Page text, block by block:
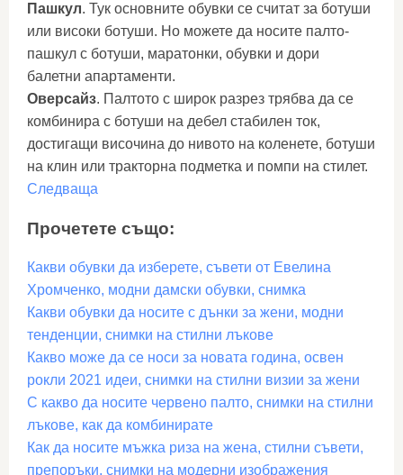
Пашкул. Тук основните обувки се считат за ботуши
или високи ботуши. Но можете да носите палто-
пашкул с ботуши, маратонки, обувки и дори
балетни апартаменти.
Оверсайз. Палтото с широк разрез трябва да се
комбинира с ботуши на дебел стабилен ток,
достигащи височина до нивото на коленете, ботуши
на клин или тракторна подметка и помпи на стилет.
Следваща
Прочетете също:
Какви обувки да изберете, съвети от Евелина
Хромченко, модни дамски обувки, снимка
Какви обувки да носите с дънки за жени, модни
тенденции, снимки на стилни лъкове
Какво може да се носи за новата година, освен
рокли 2021 идеи, снимки на стилни визии за жени
С какво да носите червено палто, снимки на стилни
лъкове, как да комбинирате
Как да носите мъжка риза на жена, стилни съвети,
препоръки, снимки на модерни изображения